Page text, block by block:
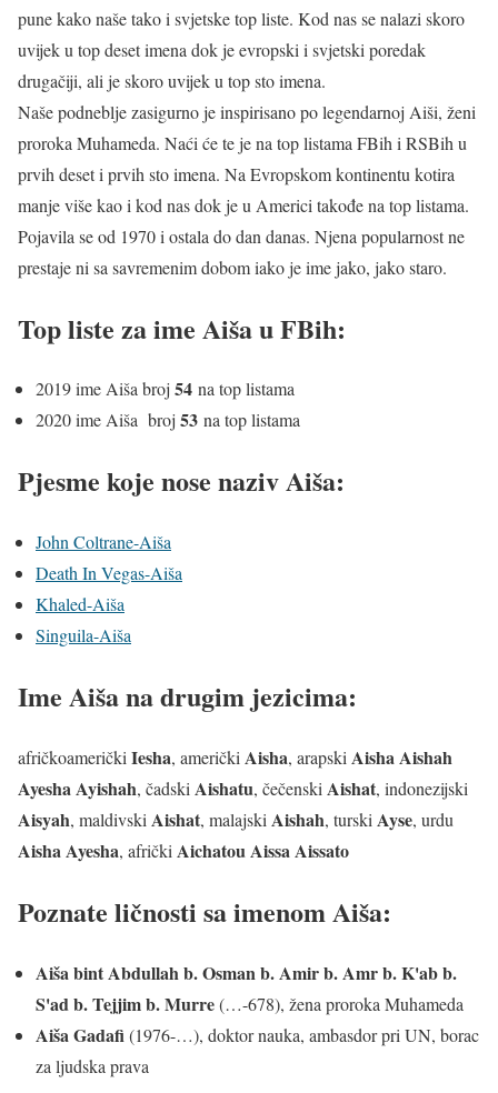
pune kako naše tako i svjetske top liste. Kod nas se nalazi skoro
uvijek u top deset imena dok je evropski i svjetski poredak
drugačiji, ali je skoro uvijek u top sto imena.
Naše podneblje zasigurno je inspirisano po legendarnoj Aiši, ženi
proroka Muhameda. Naći će te je na top listama FBih i RSBih u
prvih deset i prvih sto imena. Na Evropskom kontinentu kotira
manje više kao i kod nas dok je u Americi takođe na top listama.
Pojavila se od 1970 i ostala do dan danas. Njena popularnost ne
prestaje ni sa savremenim dobom iako je ime jako, jako staro.
Top liste za ime Aiša u FBih:
2019 ime Aiša broj 54 na top listama
2020 ime Aiša broj 53 na top listama
Pjesme koje nose naziv Aiša:
John Coltrane-Aiša
Death In Vegas-Aiša
Khaled-Aiša
Singuila-Aiša
Ime Aiša na drugim jezicima:
afričkoamerički Iesha, američki Aisha, arapski Aisha Aishah
Ayesha Ayishah, čadski Aishatu, čečenski Aishat, indonezijski
Aisyah, maldivski Aishat, malajski Aishah, turski Ayse, urdu
Aisha Ayesha, afrički Aichatou Aissa Aissato
Poznate ličnosti sa imenom Aiša:
Aiša bint Abdullah b. Osman b. Amir b. Amr b. K'ab b.
S'ad b. Tejjim b. Murre(…-678), žena proroka Muhameda
Aiša Gadafi(1976-…), doktor nauka, ambasdor pri UN, borac
za ljudska prava